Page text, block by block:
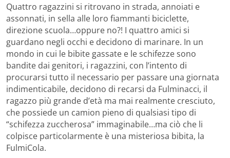
Quattro ragazzini si ritrovano in strada, annoiati e
assonnati, in sella alle loro fiammanti biciclette,
direzione scuola…oppure no?! I quattro amici si
guardano negli occhi e decidono di marinare. In un
mondo in cui le bibite gassate e le schifezze sono
bandite dai genitori, i ragazzini, con l’intento di
procurarsi tutto il necessario per passare una giornata
indimenticabile, decidono di recarsi da Fulminacci, il
ragazzo più grande d’età ma mai realmente cresciuto,
che possiede un camion pieno di qualsiasi tipo di
“schifezza zuccherosa” immaginabile…ma ciò che li
colpisce particolarmente è una misteriosa bibita, la
FulmiCola.